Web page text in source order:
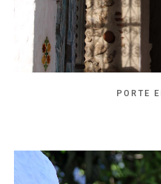
PORTE